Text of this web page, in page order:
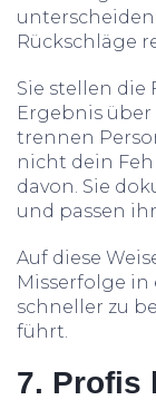
Rückschläge
Sie stellen die
Ergebnis über
trennen
nicht dein
davon. Sie
und passen
Auf diese
Misserfolge in
schneller zu
führt.
7. Profis